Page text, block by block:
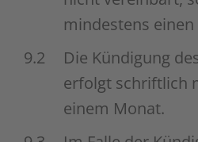
mindestens
9.2
Die Kündigung
erfolgt schriftlich
einem Monat.